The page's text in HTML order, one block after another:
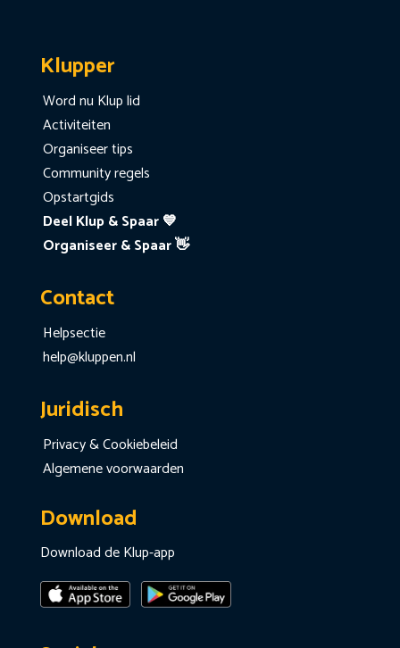
Klupper
Word nu Klup lid
Activiteiten
Organiseer tips
Community regels
Opstartgids
Deel Klup & Spaar 💙
Organiseer & Spaar 👋
Contact
Helpsectie
help@kluppen.nl
Juridisch
Privacy & Cookiebeleid
Algemene voorwaarden
Download
Download de Klup-app